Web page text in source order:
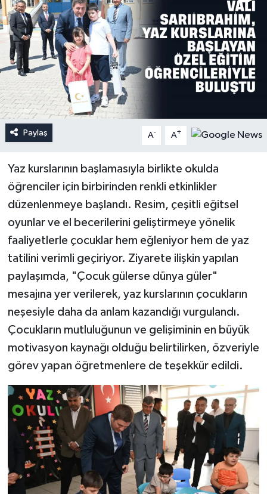
Paylaş A- A+
Yaz kurslarının başlamasıyla birlikte okulda
öğrenciler için birbirinden renkli etkinlikler
düzenlenmeye başlandı. Resim, çeşitli eğitsel
oyunlar ve el becerilerini geliştirmeye yönelik
faaliyetlerle çocuklar hem eğleniyor hem de yaz
tatilini verimli geçiriyor. Ziyarete ilişkin yapılan
paylaşımda, "Çocuk gülerse dünya güler"
mesajına yer verilerek, yaz kurslarının çocukların
neşesiyle daha da anlam kazandığı vurgulandı.
Çocukların mutluluğunun ve gelişiminin en büyük
motivasyon kaynağı olduğu belirtilirken, özveriyle
görev yapan öğretmenlere de teşekkür edildi.